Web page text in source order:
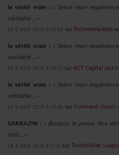
la vérité vraie : « Selon mon
véritable ... »
Le 5 août 2026 à 10:58 sur
la vérité vraie : « Selon mon
véritable ... »
Le 5 août 2026 à 10:57surACT Capital (act-
la vérité vraie : « Selon mon
véritable ... »
Le 5 août 2026 à 10:46 sur Comment choisir
SARRAZIN : « Bonjour Je pense être
000 ... »
Le 3 août 2026 à 17:12surTrustWallet